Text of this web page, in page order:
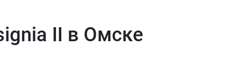
II в Омске